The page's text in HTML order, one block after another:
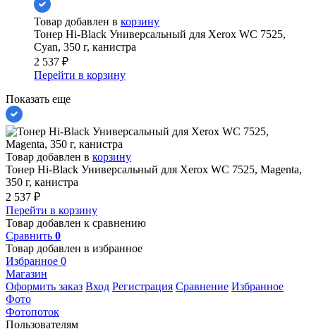
Товар добавлен в корзину
Тонер Hi-Black Универсальный для Xerox WC 7525,
Cyan, 350 г, канистра
2 537 ₽
Перейти в корзину
Показать еще
Товар добавлен в корзину
Тонер Hi-Black Универсальный для Xerox WC 7525, Magenta,
350 г, канистра
2 537 ₽
Перейти в корзину
Товар добавлен к сравнению
Сравнить 0
Товар добавлен в избранное
Избранное 0
Магазин
Оформить заказ Вход Регистрация Сравнение Избранное
Фото
Фотопоток
Пользователям